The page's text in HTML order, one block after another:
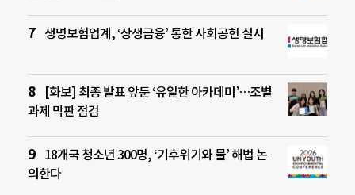
생명보험업계, ‘상생금융’ 통한 사회공헌 실시
[화보] 최종 발표 앞둔 ‘유일한 아카데미’…조별
과제 막판 점검
18개국 청소년 300명, ‘기후위기와 물’ 해법 논
의한다